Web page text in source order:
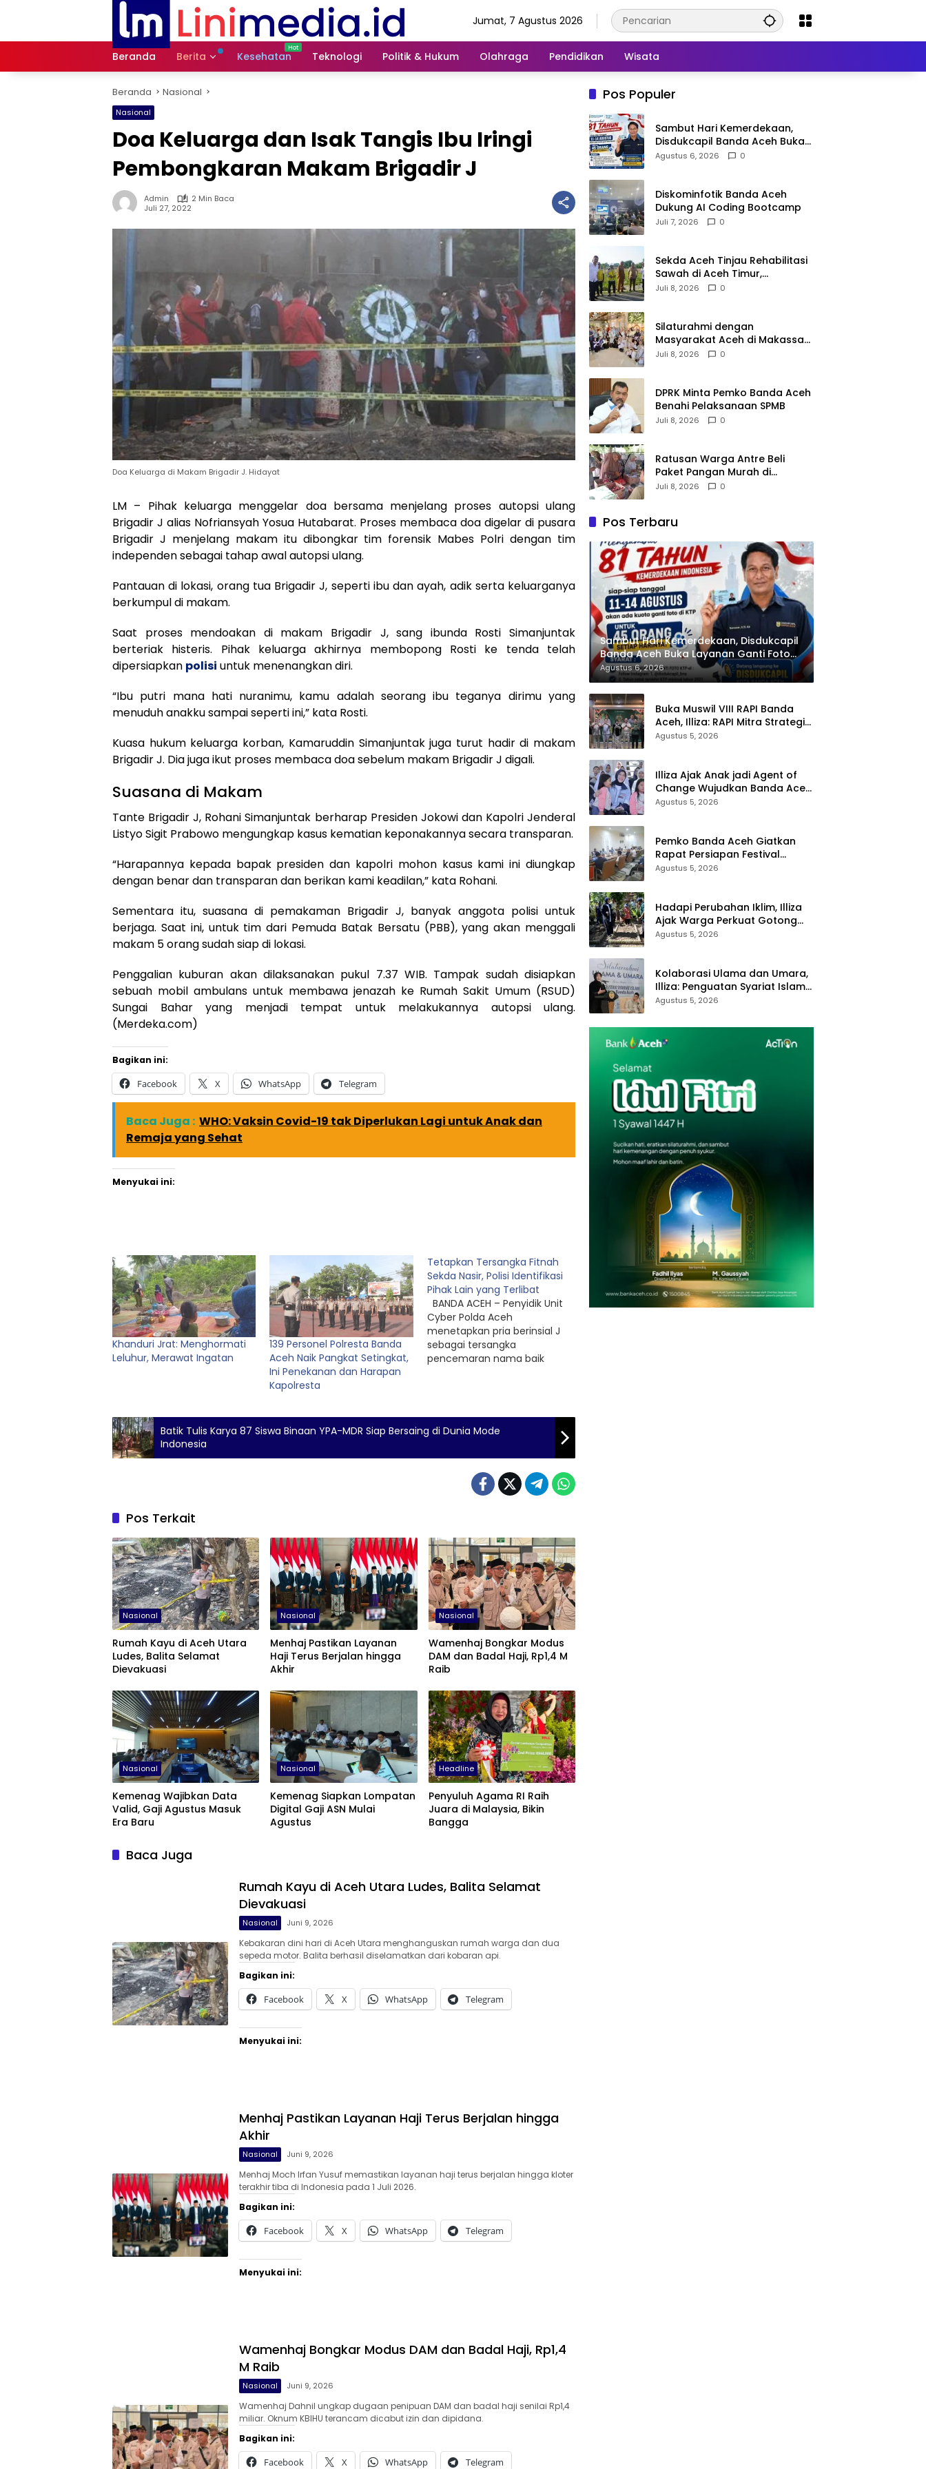
Jumat, 7 Agustus 2026
Beranda Berita Kesehatan Teknologi Politik & Hukum Olahraga Pendidikan Wisata
Beranda Nasional
Nasional
Doa Keluarga dan Isak Tangis Ibu Iringi
Pembongkaran Makam Brigadir J
Admin
2 Min Baca
Juli 27, 2022
Doa Keluarga di Makam Brigadir J. Hidayat
LM – Pihak keluarga menggelar doa bersama menjelang proses autopsi ulang
Brigadir J alias Nofriansyah Yosua Hutabarat. Proses membaca doa digelar di pusara
Brigadir J menjelang makam itu dibongkar tim forensik Mabes Polri dengan tim
independen sebagai tahap awal autopsi ulang.
Pantauan di lokasi, orang tua Brigadir J, seperti ibu dan ayah, adik serta keluarganya
berkumpul di makam.
Saat proses mendoakan di makam Brigadir J, sang ibunda Rosti Simanjuntak
berteriak histeris. Pihak keluarga akhirnya membopong Rosti ke tenda telah
dipersiapkan polisi untuk menenangkan diri.
“Ibu putri mana hati nuranimu, kamu adalah seorang ibu teganya dirimu yang
menuduh anakku sampai seperti ini,” kata Rosti.
Kuasa hukum keluarga korban, Kamaruddin Simanjuntak juga turut hadir di makam
Brigadir J. Dia juga ikut proses membaca doa sebelum makam Brigadir J digali.
Suasana di Makam
Tante Brigadir J, Rohani Simanjuntak berharap Presiden Jokowi dan Kapolri Jenderal
Listyo Sigit Prabowo mengungkap kasus kematian keponakannya secara transparan.
“Harapannya kepada bapak presiden dan kapolri mohon kasus kami ini diungkap
dengan benar dan transparan dan berikan kami keadilan,” kata Rohani.
Sementara itu, suasana di pemakaman Brigadir J, banyak anggota polisi untuk
berjaga. Saat ini, untuk tim dari Pemuda Batak Bersatu (PBB), yang akan menggali
makam 5 orang sudah siap di lokasi.
Penggalian kuburan akan dilaksanakan pukul 7.37 WIB. Tampak sudah disiapkan
sebuah mobil ambulans untuk membawa jenazah ke Rumah Sakit Umum (RSUD)
Sungai Bahar yang menjadi tempat untuk melakukannya autopsi ulang.
(Merdeka.com)
Bagikan ini:
Facebook X WhatsApp Telegram
Baca Juga : WHO: Vaksin Covid-19 tak Diperlukan Lagi untuk Anak dan
Remaja yang Sehat
Menyukai ini:
Khanduri Jrat: Menghormati
Leluhur, Merawat Ingatan
139 Personel Polresta Banda
Aceh Naik Pangkat Setingkat,
Ini Penekanan dan Harapan
Kapolresta
Tetapkan Tersangka Fitnah
Sekda Nasir, Polisi Identifikasi
Pihak Lain yang Terlibat
BANDA ACEH – Penyidik Unit
Cyber Polda Aceh
menetapkan pria berinsial J
sebagai tersangka
pencemaran nama baik
berjalan,” kata Koordinator
Tim Hukum Pemerintah
Aceh, Fadjri, di Banda Aceh,
Senin (11 Mei 2026). “Proses
hukumnya terus berjalan.
Penyidik juga…
Batik Tulis Karya 87 Siswa Binaan YPA-MDR Siap Bersaing di Dunia Mode
Indonesia
Pos Terkait
Nasional
Rumah Kayu di Aceh Utara
Ludes, Balita Selamat
Dievakuasi
Nasional
Menhaj Pastikan Layanan
Haji Terus Berjalan hingga
Akhir
Nasional
Wamenhaj Bongkar Modus
DAM dan Badal Haji, Rp1,4 M
Raib
Nasional
Kemenag Wajibkan Data
Valid, Gaji Agustus Masuk
Era Baru
Nasional
Kemenag Siapkan Lompatan
Digital Gaji ASN Mulai
Agustus
Headline
Penyuluh Agama RI Raih
Juara di Malaysia, Bikin
Bangga
Baca Juga
Rumah Kayu di Aceh Utara Ludes, Balita Selamat
Dievakuasi
Nasional Juni 9, 2026
Kebakaran dini hari di Aceh Utara menghanguskan rumah warga dan dua
sepeda motor. Balita berhasil diselamatkan dari kobaran api.
Bagikan ini:
Facebook X WhatsApp Telegram
Menyukai ini:
Menhaj Pastikan Layanan Haji Terus Berjalan hingga
Akhir
Nasional Juni 9, 2026
Menhaj Moch Irfan Yusuf memastikan layanan haji terus berjalan hingga kloter
terakhir tiba di Indonesia pada 1 Juli 2026.
Bagikan ini:
Facebook X WhatsApp Telegram
Menyukai ini:
Wamenhaj Bongkar Modus DAM dan Badal Haji, Rp1,4
M Raib
Nasional Juni 9, 2026
Wamenhaj Dahnil ungkap dugaan penipuan DAM dan badal haji senilai Rp1,4
miliar. Oknum KBIHU terancam dicabut izin dan dipidana.
Bagikan ini:
Facebook X WhatsApp Telegram
Pos Populer
Sambut Hari Kemerdekaan,
Disdukcapil Banda Aceh Buka
Layanan Ganti Foto KTP
Agustus 6, 2026 0
Diskominfotik Banda Aceh
Dukung AI Coding Bootcamp
Juli 7, 2026 0
Sekda Aceh Tinjau Rehabilitasi
Sawah di Aceh Timur,
Targetkan Tanam Juli
Juli 8, 2026 0
Silaturahmi dengan
Masyarakat Aceh di Makassar,
Kak Na Mengaku Bangga atas
Juli 8, 2026 0
DPRK Minta Pemko Banda Aceh
Benahi Pelaksanaan SPMB
Juli 8, 2026 0
Ratusan Warga Antre Beli
Paket Pangan Murah di
Simpang Tiga
Juli 8, 2026 0
Pos Terbaru
Sambut Hari Kemerdekaan, Disdukcapil
Banda Aceh Buka Layanan Ganti Foto
KTP
Agustus 6, 2026
Buka Muswil VIII RAPI Banda
Aceh, Illiza: RAPI Mitra Strategis
Pemerintah
Agustus 5, 2026
Illiza Ajak Anak jadi Agent of
Change Wujudkan Banda Aceh
Kota Layak Anak
Agustus 5, 2026
Pemko Banda Aceh Giatkan
Rapat Persiapan Festival
Kemerdekaan di Pasar Atjeh
Agustus 5, 2026
Hadapi Perubahan Iklim, Illiza
Ajak Warga Perkuat Gotong
Royong dan Kampung Proklim
Agustus 5, 2026
Kolaborasi Ulama dan Umara,
Illiza: Penguatan Syariat Islam
Tanggung Jawab Bersama
Agustus 5, 2026